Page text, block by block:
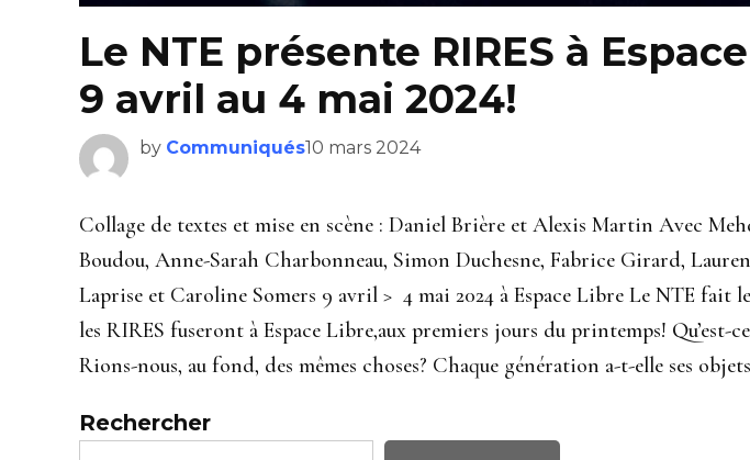
Le NTE présente RIRES à
9 avril au 4 mai 2024!
by Communiqués10 mars 2024
Collage de textes et mise en scène : Daniel Brière et Alexis Martin Avec
Boudou, Anne-Sarah Charbonneau, Simon Duchesne, Fabrice Girard,
Laprise et Caroline Somers 9 avril > 4 mai 2024 à Espace Libre Le NTE fait
les RIRES fuseront à Espace Libre,aux premiers jours du printemps! Qu’est-
Rions-nous, au fond, des mêmes choses? Chaque génération a-t-elle ses
Rechercher